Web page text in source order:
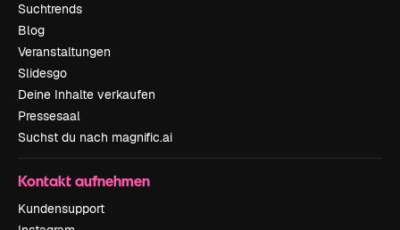
Suchtrends
Blog
Veranstaltungen
Slidesgo
Deine Inhalte verkaufen
Pressesaal
Suchst du nach magnific.ai
Kontakt aufnehmen
Kundensupport